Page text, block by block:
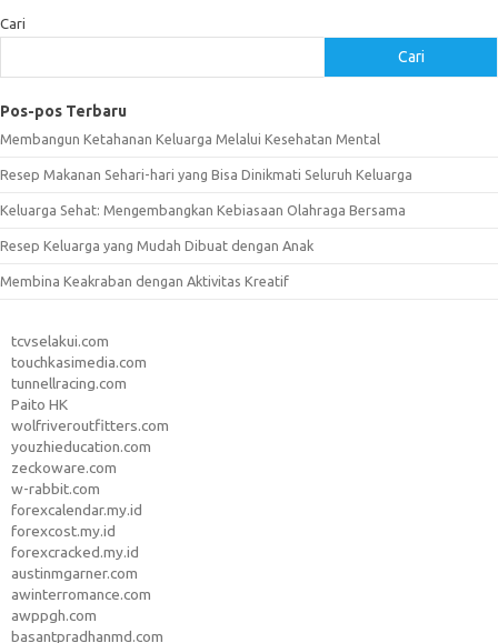
Cari
Cari
Pos-pos Terbaru
Membangun Ketahanan Keluarga Melalui Kesehatan Mental
Resep Makanan Sehari-hari yang Bisa Dinikmati Seluruh Keluarga
Keluarga Sehat: Mengembangkan Kebiasaan Olahraga Bersama
Resep Keluarga yang Mudah Dibuat dengan Anak
Membina Keakraban dengan Aktivitas Kreatif
tcvselakui.com
touchkasimedia.com
tunnellracing.com
Paito HK
wolfriveroutfitters.com
youzhieducation.com
zeckoware.com
w-rabbit.com
forexcalendar.my.id
forexcost.my.id
forexcracked.my.id
austinmgarner.com
awinterromance.com
awppgh.com
basantpradhanmd.com